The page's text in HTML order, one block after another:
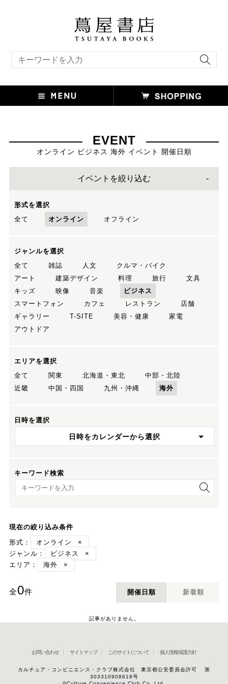
EVENT
オンライン ビジネス 海外 イベント 開催日順
イベントを絞り込む
形式を選択
全て
オンライン オフライン
ジャンルを選択
全て
雑誌 人文
クルマ・バイク
アート
建築デザイン 料理 旅行
文具
キッズ
映像 音楽
ビジネス
スマートフォン
カフェ レストラン
店舗
ギャラリー
T-SITE 美容・健康
家電
アウトドア
エリアを選択
全て
関東 北海道・東北
中部・北陸
近畿
中国・四国 九州・沖縄 海外
日時を選択
日時をカレンダーから選択
キーワード検索
キーワード検索
現在の絞り込み条件
形式：
オンライン
×
ジャンル：
ビジネス
×
エリア：
海外 ×
全0件 開催日順 新着順
記事がありません。
お問い合わせ サイトマップ このサイトについて 個人情報保護方針
カルチュア・コンビニエンス・クラブ株式会社 東京都公安委員会許可 第
303310908618号